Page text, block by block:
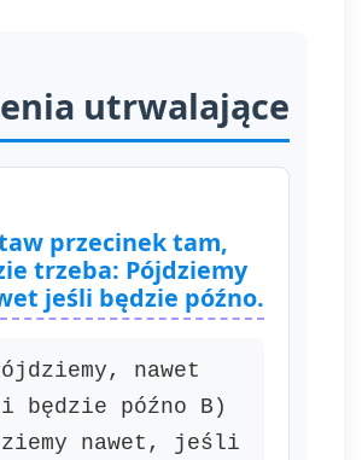
utrwalające
przecinek tam,
trzeba: Pójdziemy
jeśli będzie późno.
nawet
będzie późno B)
nawet, jeśli